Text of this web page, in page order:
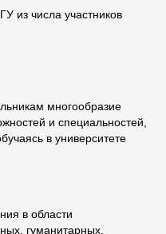
из числа участников
многообразие
и специальностей,
в университете
в области
гуманитарных,